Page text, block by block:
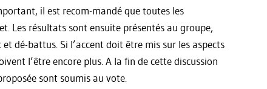
il est recom-mandé que toutes les
Les résultats sont ensuite présentés au groupe,
dé-battus. Si l’accent doit être mis sur les aspects
l’être encore plus. A la fin de cette discussion
sont soumis au vote.